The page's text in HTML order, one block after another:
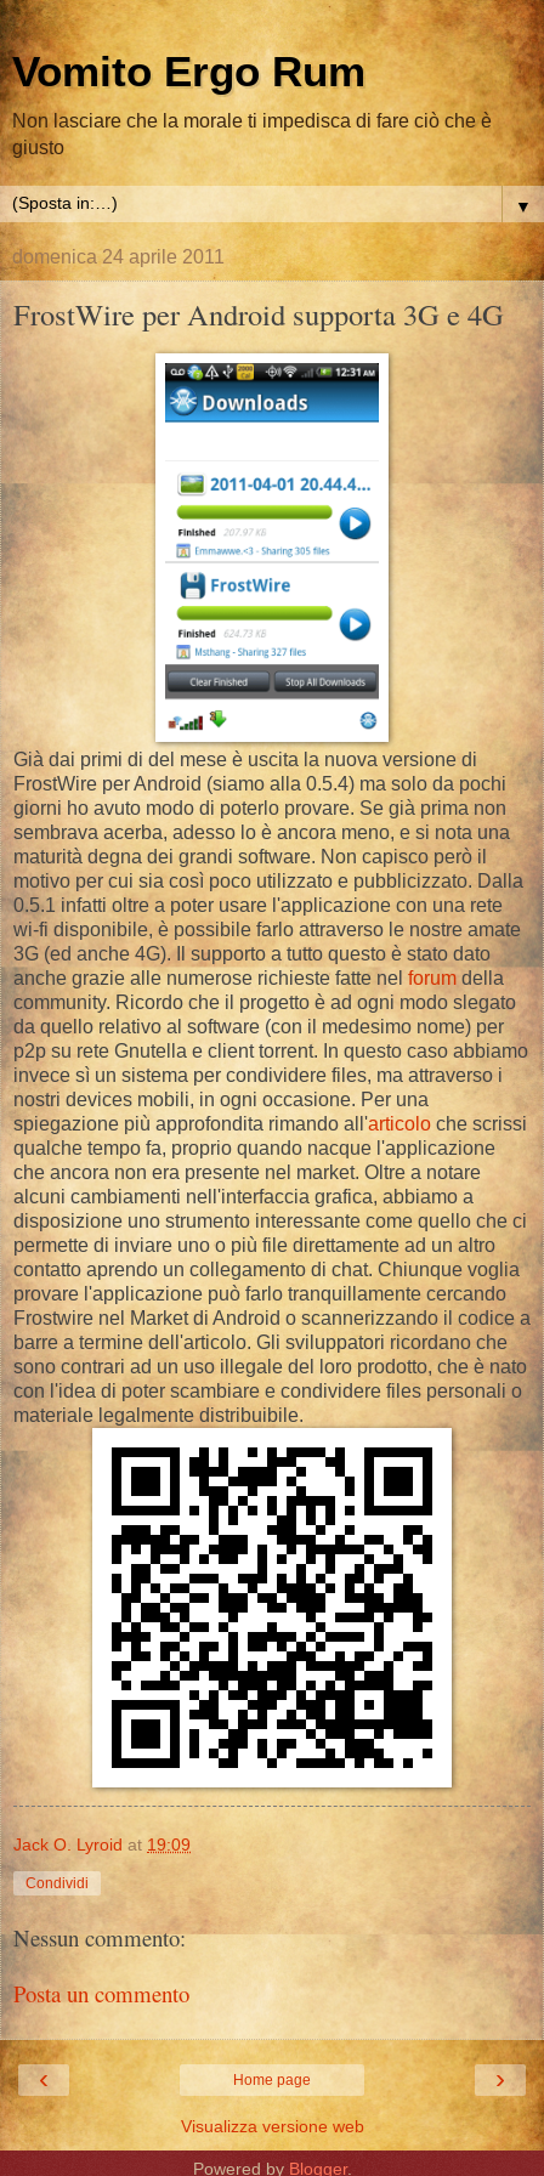
Vomito Ergo Rum
Non lasciare che la morale ti impedisca di fare ciò che è
giusto
▼
domenica 24 aprile 2011
FrostWire per Android supporta 3G e 4G
Già dai primi di del mese è uscita la nuova versione di
FrostWire per Android (siamo alla 0.5.4) ma solo da pochi
giorni ho avuto modo di poterlo provare. Se già prima non
sembrava acerba, adesso lo è ancora meno, e si nota una
maturità degna dei grandi software. Non capisco però il
motivo per cui sia così poco utilizzato e pubblicizzato. Dalla
0.5.1 infatti oltre a poter usare l'applicazione con una rete
wi-fi disponibile, è possibile farlo attraverso le nostre amate
3G (ed anche 4G). Il supporto a tutto questo è stato dato
anche grazie alle numerose richieste fatte nel forum della
community. Ricordo che il progetto è ad ogni modo slegato
da quello relativo al software (con il medesimo nome) per
p2p su rete Gnutella e client torrent. In questo caso abbiamo
invece sì un sistema per condividere files, ma attraverso i
nostri devices mobili, in ogni occasione. Per una
spiegazione più approfondita rimando all'articolo che scrissi
qualche tempo fa, proprio quando nacque l'applicazione
che ancora non era presente nel market. Oltre a notare
alcuni cambiamenti nell'interfaccia grafica, abbiamo a
disposizione uno strumento interessante come quello che ci
permette di inviare uno o più file direttamente ad un altro
contatto aprendo un collegamento di chat. Chiunque voglia
provare l'applicazione può farlo tranquillamente cercando
Frostwire nel Market di Android o scannerizzando il codice a
barre a termine dell'articolo. Gli sviluppatori ricordano che
sono contrari ad un uso illegale del loro prodotto, che è nato
con l'idea di poter scambiare e condividere files personali o
materiale legalmente distribuibile.
Jack O. Lyroid at 19:09
Condividi
Nessun commento:
Posta un commento
‹ ›
Home page
Visualizza versione web
Powered by Blogger.